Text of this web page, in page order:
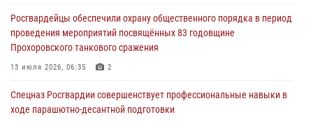
безопасность празднования Дня воздушно-десантных войск
03 августа 2026, 08:07
«Росгвардия. Вехи истории»: специальные моторизованные части
02 августа 2026, 07:10 1
Росгвардейцы обеспечили охрану общественного порядка в период
проведения мероприятий посвящённых 83 годовщине
Прохоровского танкового сражения
13 июля 2026, 06:35 2
Спецназ Росгвардии совершенствует профессиональные навыки в
ходе парашютно-десантной подготовки